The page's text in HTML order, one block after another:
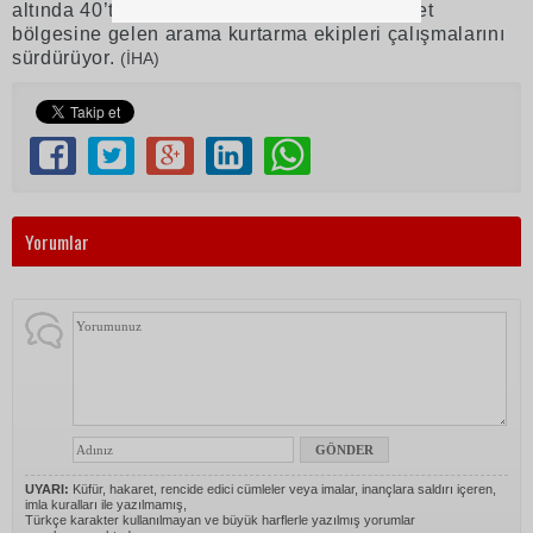
altında 40’tan fazla evin kaldığı açıklandı. Afet
bölgesine gelen arama kurtarma ekipleri çalışmalarını
sürdürüyor. (İHA)
Yorumlar
UYARI: Küfür, hakaret, rencide edici cümleler veya imalar, inançlara saldırı içeren,
imla kuralları ile yazılmamış,
Türkçe karakter kullanılmayan ve büyük harflerle yazılmış yorumlar